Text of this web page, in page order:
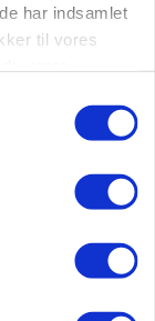
har indsamlet
til vores